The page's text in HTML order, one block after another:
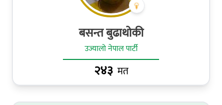
बसन्त बुढाथोकी
उज्यालो नेपाल पार्टी
२४३ मत